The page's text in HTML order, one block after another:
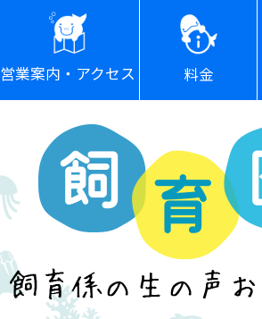
営業案内・アクセス 料金